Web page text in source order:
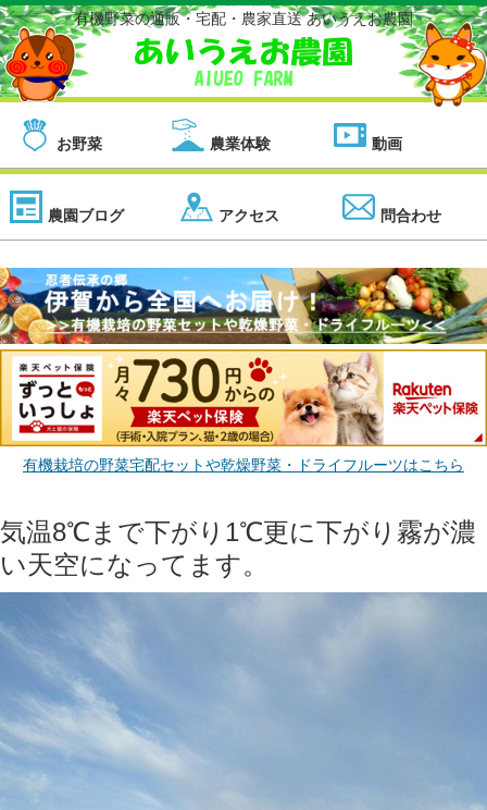
有機野菜の通販・宅配・農家直送 あいうえお農園
お野菜 農業体験 動画
農園ブログ アクセス 問合わせ
有機栽培の野菜宅配セットや乾燥野菜・ドライフルーツはこちら
気温8℃まで下がり1℃更に下がり霧が濃
い天空になってます。